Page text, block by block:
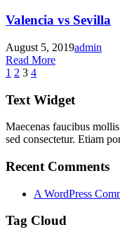
Valencia vs Sevilla
August 5, 2019admin
Read More
1 2 3 4
Text Widget
Maecenas faucibus
sed consectetur. Etiam
Recent Comments
A WordPress
Tag Cloud